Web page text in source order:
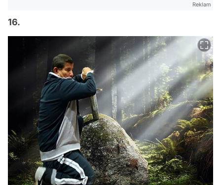
Reklam
16.